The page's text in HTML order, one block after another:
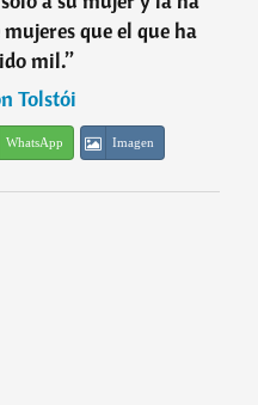
que el que ha
mil.”
Tolstói
WhatsApp Imagen